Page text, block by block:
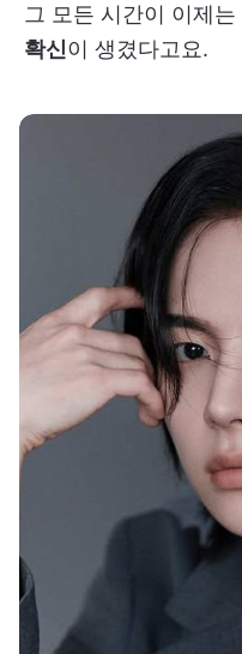
그 모든 시간이 이제는
확신이 생겼다고요.